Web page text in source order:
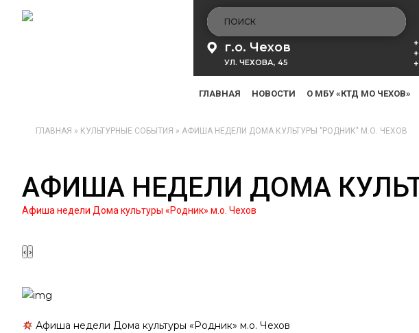
г.о. Чехов
УЛ. ЧЕХОВА, 45
ГЛАВНАЯ НОВОСТИ О МБУ «КТД МО ЧЕХОВ»
ГЛАВНАЯ » КУЛЬТУРНЫЕ СОБЫТИЯ » АФИША НЕДЕЛИ ДОМА КУЛЬТУРЫ "РОДНИК" М.О. ЧЕХОВ
АФИША НЕДЕЛИ ДОМА
Афиша недели Дома культуры «Родник» м.о. Чехов
‹ ›
Афиша недели Дома культуры «Родник» м.о. Чехов